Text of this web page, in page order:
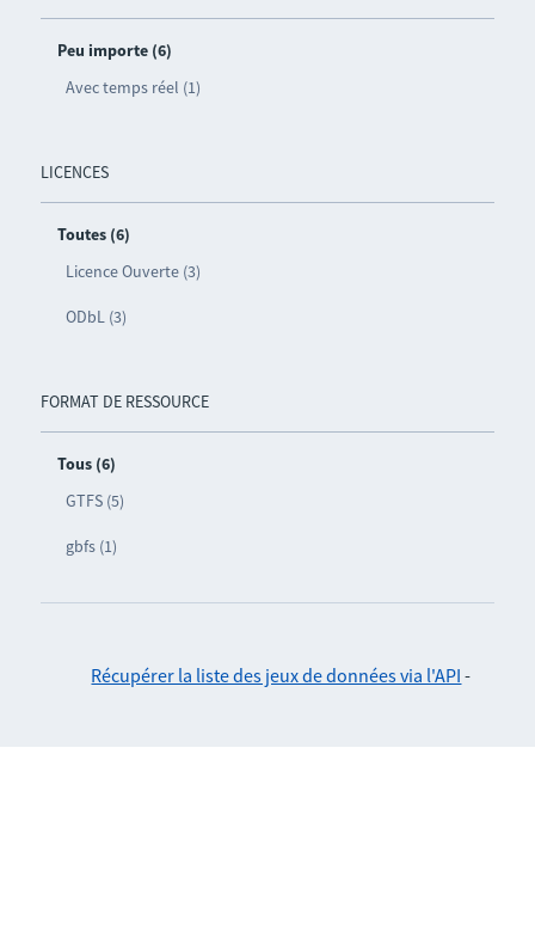
Peu importe (6)
Avec temps réel (1)
LICENCES
Toutes (6)
Licence Ouverte (3)
ODbL (3)
FORMAT DE RESSOURCE
Tous (6)
GTFS (5)
gbfs (1)
Récupérer la liste des jeux de données via l'API -